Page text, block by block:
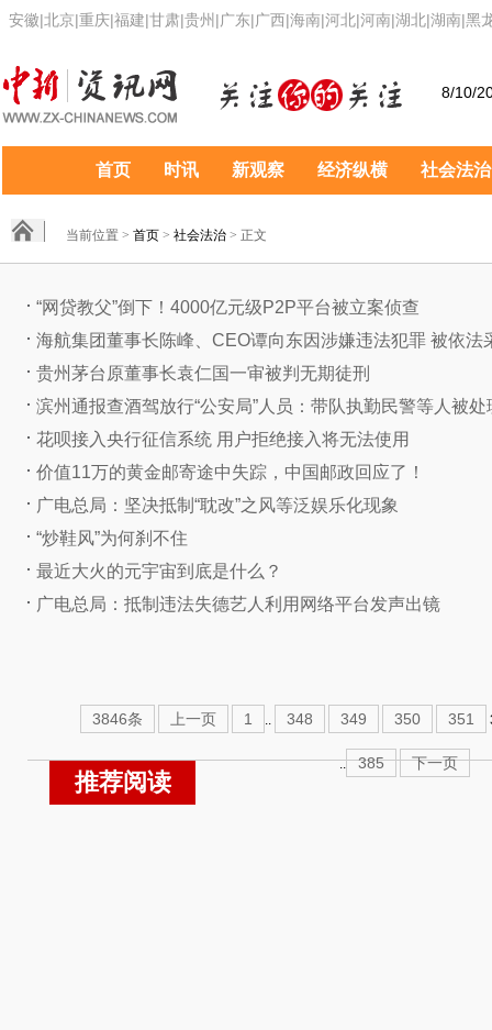
安徽|北京|重庆|福建|甘肃|贵州 |广东|广西|海南|河北|河南|湖北|湖南|黑
8/10/
首页 时讯 新观察 经济纵横 社会法治
当前位置 > 首页 > 社会法治 > 正文
“网贷教父”倒下！4000亿元级P2P平台被立案侦查
海航集团董事长陈峰、CEO谭向东因涉嫌违法犯罪 被依法
贵州茅台原董事长袁仁国一审被判无期徒刑
滨州通报查酒驾放行“公安局”人员：带队执勤民警等人被处
花呗接入央行征信系统 用户拒绝接入将无法使用
价值11万的黄金邮寄途中失踪，中国邮政回应了！
广电总局：坚决抵制“耽改”之风等泛娱乐化现象
“炒鞋风”为何刹不住
最近大火的元宇宙到底是什么？
广电总局：抵制违法失德艺人利用网络平台发声出镜
3846条 上一页 1 .. 348 349 350 351
.. 385 下一页
推荐阅读